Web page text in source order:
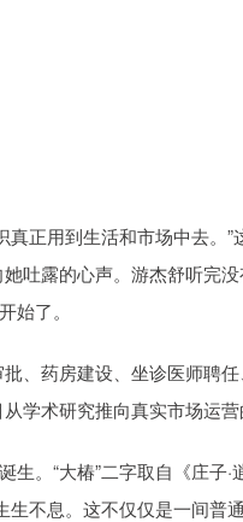
正用到生活和市场中去。
吐露的心声。游杰舒听完
始了。
、药房建设、坐诊医师聘
学术研究推向真实市场运营
。“大椿”二字取自《庄子
不息。这不仅仅是一间普